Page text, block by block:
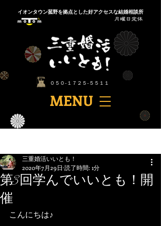
​イオンタウン菰野を拠点とした好アクセスな結婚相談所
​MENU
​０５０-１７２５-５５１１
第3回学んでいいとも！開
催
三重婚活いいとも！
2020年7月29日 読了時間: 1分
こんにちは♪